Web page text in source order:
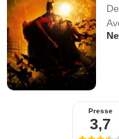
De
Presse
3,7